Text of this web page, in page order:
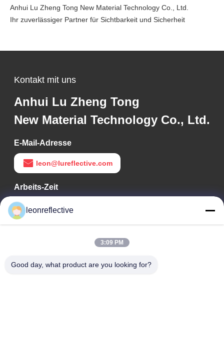
Anhui Lu Zheng Tong New Material Technology Co., Ltd.
Ihr zuverlässiger Partner für Sichtbarkeit und Sicherheit
Kontakt mit uns
Anhui Lu Zheng Tong
New Material Technology Co., Ltd.
E-Mail-Adresse
leon@lureflective.com
Arbeits-Zeit
9:00-18:00
Unsere Adresse
Adresse des Unternehmens
Technologiepark Huayi, Hightech-Zone, Hefei, Anhui, China
leonreflective
3:09 PM
Good day, what product are you looking for?